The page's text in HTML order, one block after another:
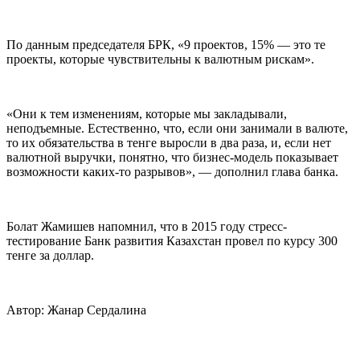
По данным председателя БРК, «9 проектов, 15% — это те
проекты, которые чувствительны к валютным рискам».
«Они к тем изменениям, которые мы закладывали,
неподъемные. Естественно, что, если они занимали в валюте,
то их обязательства в тенге выросли в два раза, и, если нет
валютной выручки, понятно, что бизнес-модель показывает
возможности каких-то разрывов», — дополнил глава банка.
Болат Жамишев напомнил, что в 2015 году стресс-
тестирование Банк развития Казахстан провел по курсу 300
тенге за доллар.
Автор: Жанар Сердалина